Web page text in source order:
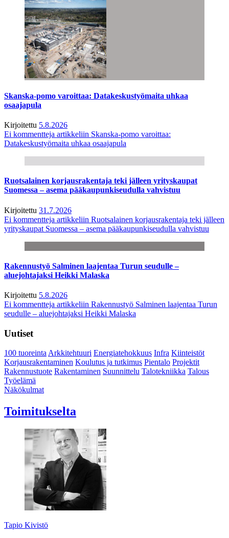
Skanska-pomo varoittaa: Datakeskustyömaita uhkaa
osaajapula
Kirjoitettu 5.8.2026
Ei kommentteja artikkeliin Skanska-pomo varoittaa:
Datakeskustyömaita uhkaa osaajapula
Ruotsalainen korjausrakentaja teki jälleen yrityskaupat
Suomessa – asema pääkaupunkiseudulla vahvistuu
Kirjoitettu 31.7.2026
Ei kommentteja artikkeliin Ruotsalainen korjausrakentaja teki jälleen
yrityskaupat Suomessa – asema pääkaupunkiseudulla vahvistuu
Rakennustyö Salminen laajentaa Turun seudulle –
aluejohtajaksi Heikki Malaska
Kirjoitettu 5.8.2026
Ei kommentteja artikkeliin Rakennustyö Salminen laajentaa Turun
seudulle – aluejohtajaksi Heikki Malaska
Uutiset
100 tuoreintaArkkitehtuuri Energiatehokkuus Infra Kiinteistöt
Korjausrakentaminen Koulutus ja tutkimus Pientalo Projektit
Rakennustuote Rakentaminen Suunnittelu Talotekniikka Talous
Työelämä
Näkökulmat
Toimitukselta
Tapio Kivistö